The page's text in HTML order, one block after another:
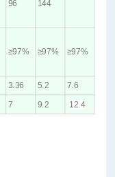
96 144
≥97% ≥97% ≥97%
3.36 5.2 7.6
7 9.2 12.4